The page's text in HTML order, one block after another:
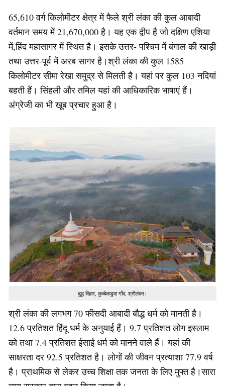
65,610 वर्ग किलोमीटर क्षेत्र में फैले श्री लंका की कुल आबादी
वर्तमान समय में 21,670,000 है। यह एक द्वीप है जो दक्षिण एशिया
में,हिंद महासागर में स्थित है। इसके उत्तर- पश्चिम में बंगाल की खाड़ी
तथा उत्तर-पूर्व में अरब सागर है।श्री लंका की कुल 1585
किलोमीटर सीमा रेखा समुद्र से मिलती है। यहां पर कुल 103 नदियां
बहती हैं। सिंहली और तमिल यहां की आधिकारिक भाषाएं हैं।
अंग्रेजी का भी खूब प्रचार हुआ है।
बुद्ध विहार, कुब्बेकडुवा गाँव, श्रीलंका।
श्री लंका की लगभग 70 फीसदी आबादी बौद्ध धर्म को मानती है।
12.6 प्रतिशत हिंदू धर्म के अनुयाई हैं। 9.7 प्रतिशत लोग इस्लाम
को तथा 7.4 प्रतिशत ईसाई धर्म को मानने वाले हैं। यहां की
साक्षरता दर 92.5 प्रतिशत है। लोगों की जीवन प्रत्याशा 77.9 वर्ष
है। प्राथमिक से लेकर उच्च शिक्षा तक जनता के लिए मुफ्त है।सारा